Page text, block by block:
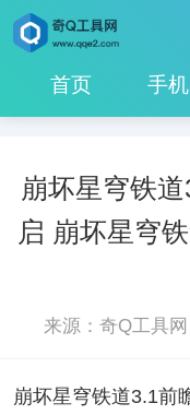
首页 手
崩坏星穹铁
启 崩坏星穹
来源：奇Q工具网
崩坏星穹铁道3.1前